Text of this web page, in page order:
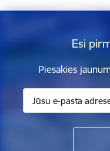
Esi
Piesakies